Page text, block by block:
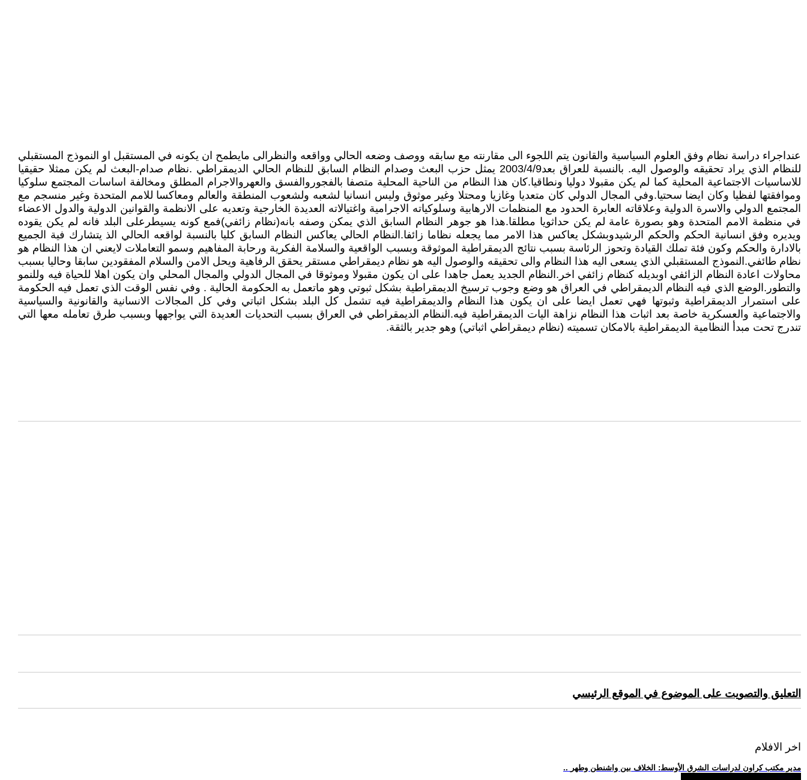
عنداجراء دراسة نظام وفق العلوم السياسية والقانون يتم اللجوء الى مقارنته مع سابقه ووصف وضعه الحالي وواقعه والنظرالى مايطمح ان يكونه في المستقبل او النموذج المستقبلي
للنظام الذي يراد تحقيقه والوصول اليه. بالنسبة للعراق بعد2003/4/9 يمثل حزب البعث وصدام النظام السابق للنظام الحالي الديمقراطي .نظام صدام-البعث لم يكن ممثلا حقيقيا
للاساسيات الاجتماعية المحلية كما لم يكن مقبولا دوليا ونطاقيا.كان هذا النظام من الناحية المحلية متصفا بالفجوروالفسق والعهروالاجرام المطلق ومخالفة اساسات المجتمع سلوكيا
وموافقتها لفظيا وكان ايضا سحتيا.وفي المجال الدولي كان متعديا وغازيا ومحتلا وغير موثوق وليس انسانيا لشعبه ولشعوب المنطقة والعالم ومعاكسا للامم المتحدة وغير منسجم مع
المجتمع الدولي والاسرة الدولية وعلاقاته العابرة الحدود مع المنظمات الارهابية وسلوكياته الاجرامية واغتيالاته العديدة الخارجية وتعديه على الانظمة والقوانين الدولية والدول الاعضاء
في منظمة الامم المتحدة وهو بصورة عامة لم يكن حداثويا مطلقا.هذا هو جوهر النظام السابق الذي يمكن وصفه بانه(نظام زائفي)فمع كونه يسيطرعلى البلد فانه لم يكن يقوده
ويديره وفق انسانية الحكم والحكم الرشيدوبشكل يعاكس هذا الامر مما يجعله نظاما زائفا.النظام الحالي يعاكس النظام السابق كليا بالنسبة لواقعه الحالي الذ يتشارك فية الجميع
بالادارة والحكم وكون فئة تملك القيادة وتحوز الرئاسة بسبب نتائج الديمقراطية الموثوقة وبسبب الواقعية والسلامة الفكرية ورحابة المفاهيم وسمو التعاملات لايعني ان هذا النظام هو
نظام طائفي.النموذج المستقبلي الذي يسعى اليه هذا النظام والى تحقيقه والوصول اليه هو نظام ديمقراطي مستقر يحقق الرفاهية ويحل الامن والسلام المفقودين سابقا وحاليا بسبب
محاولات اعادة النظام الزائفي اوبديله كنظام زائفي اخر.النظام الجديد يعمل جاهدا على ان يكون مقبولا وموثوقا في المجال الدولي والمجال المحلي وان يكون اهلا للحياة فيه وللنمو
والتطور.الوضع الذي فيه النظام الديمقراطي في العراق هو وضع وجوب ترسيخ الديمقراطية بشكل ثبوتي وهو ماتعمل به الحكومة الحالية . وفي نفس الوقت الذي تعمل فيه الحكومة
على استمرار الديمقراطية وثبوتها فهي تعمل ايضا على ان يكون هذا النظام والديمقراطية فيه تشمل كل البلد بشكل اثباتي وفي كل المجالات الانسانية والقانونية والسياسية
والاجتماعية والعسكرية خاصة بعد اثبات هذا النظام نزاهة اليات الديمقراطية فيه.النظام الديمقراطي في العراق بسبب التحديات العديدة التي يواجهها وبسبب طرق تعامله معها التي
تندرج تحت مبدأ النظامية الديمقراطية بالامكان تسميته (نظام ديمقراطي اثباتي) وهو جدير بالثقة.
التعليق والتصويت على الموضوع في الموقع الرئيسي
اخر الافلام
.. مدير مكتب كراون لدراسات الشرق الأوسط: الخلاف بين واشنطن وطهر